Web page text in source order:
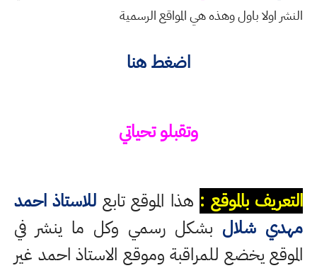
النشر اولا باول وهذه هي المواقع الرسمية
اضغط هنا
وتقبلو تحياتي
التعريف بالموقع : هذا الموقع تابع للاستاذ احمد
مهدي شلال بشكل رسمي وكل ما ينشر في
الموقع يخضع للمراقبة وموقع الاستاذ احمد غير